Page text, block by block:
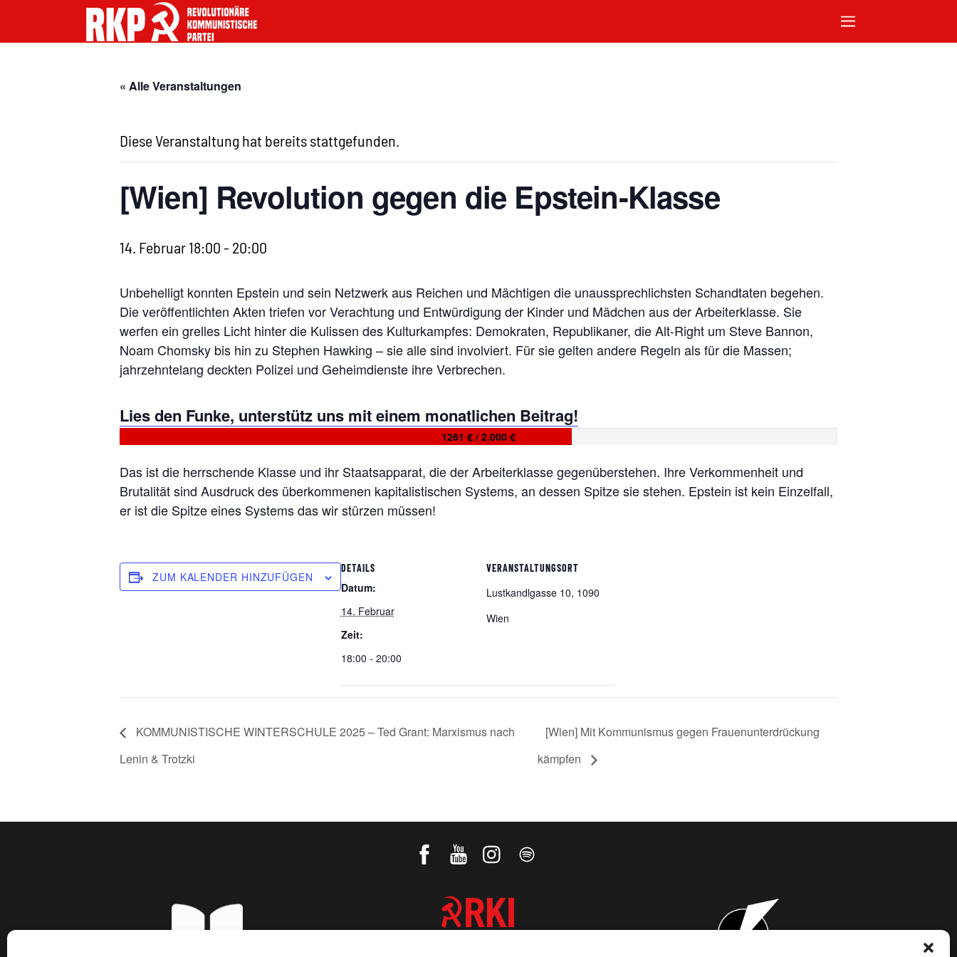
« Alle Veranstaltungen
Diese Veranstaltung hat bereits stattgefunden.
[Wien] Revolution gegen die Epstein-Klasse
14. Februar 18:00- 20:00
Unbehelligt konnten Epstein und sein Netzwerk aus Reichen und Mächtigen die unaussprechlichsten Schandtaten begehen.
Die veröffentlichten Akten triefen vor Verachtung und Entwürdigung der Kinder und Mädchen aus der Arbeiterklasse. Sie
werfen ein grelles Licht hinter die Kulissen des Kulturkampfes: Demokraten, Republikaner, die Alt-Right um Steve Bannon,
Noam Chomsky bis hin zu Stephen Hawking – sie alle sind involviert. Für sie gelten andere Regeln als für die Massen;
jahrzehntelang deckten Polizei und Geheimdienste ihre Verbrechen.
Lies den Funke, unterstütz uns mit einem monatlichen Beitrag!
1261 € / 2.000 €
Das ist die herrschende Klasse und ihr Staatsapparat, die der Arbeiterklasse gegenüberstehen. Ihre Verkommenheit und
Brutalität sind Ausdruck des überkommenen kapitalistischen Systems, an dessen Spitze sie stehen. Epstein ist kein Einzelfall,
er ist die Spitze eines Systems das wir stürzen müssen!
ZUM KALENDER HINZUFÜGEN
DETAILS
Datum:
14. Februar
Zeit:
18:00 - 20:00
VERANSTALTUNGSORT
Lustkandlgasse 10, 1090
Wien
KOMMUNISTISCHE WINTERSCHULE 2025 – Ted Grant: Marxismus nach
Lenin & Trotzki
[Wien] Mit Kommunismus gegen Frauenunterdrückung
kämpfen